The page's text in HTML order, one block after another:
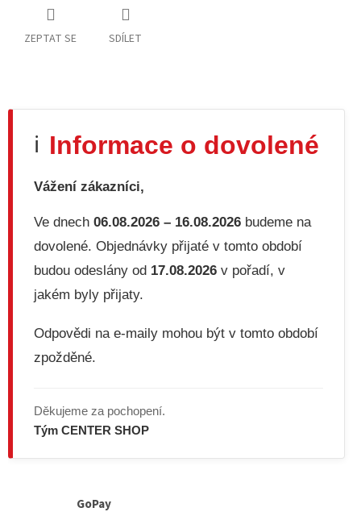
ZEPTAT SE SDÍLET
ℹ️ Informace o dovolené
Vážení zákazníci,
Ve dnech 06.08.2026 – 16.08.2026 budeme na
dovolené. Objednávky přijaté v tomto období
budou odeslány od 17.08.2026 v pořadí, v
jakém byly přijaty.
Odpovědi na e-maily mohou být v tomto období
zpožděné.
Děkujeme za pochopení.
Tým CENTER SHOP
GoPay